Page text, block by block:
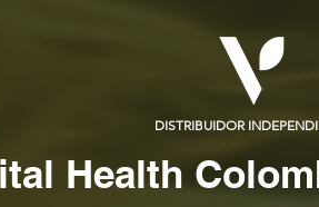
DISTRIBUIDOR
Health